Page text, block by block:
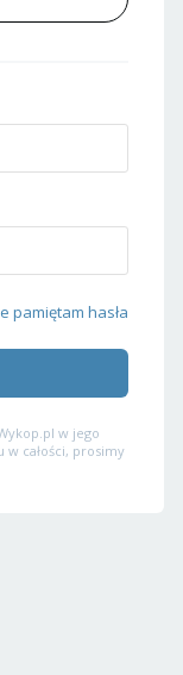
pamiętam hasła
w jego
całości, prosimy